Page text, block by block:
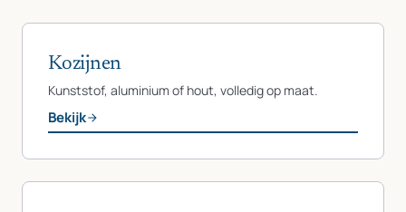
Kozijnen
Kunststof, aluminium of hout, volledig op maat.
Bekijk